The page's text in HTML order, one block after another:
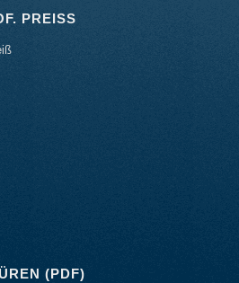
PREISS
(PDF)